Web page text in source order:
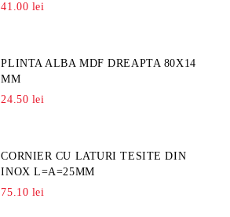
41.00 lei
PLINTA ALBA MDF DREAPTA 80X14
MM
24.50 lei
CORNIER CU LATURI TESITE DIN
INOX L=A=25MM
75.10 lei